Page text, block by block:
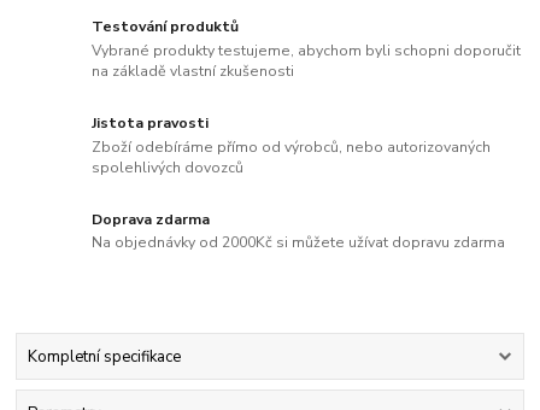
Testování produktů
Vybrané produkty testujeme, abychom byli schopni doporučit
na základě vlastní zkušenosti
Jistota pravosti
Zboží odebíráme přímo od výrobců, nebo autorizovaných
spolehlivých dovozců
Doprava zdarma
Na objednávky od 2000Kč si můžete užívat dopravu zdarma
Kompletní specifikace